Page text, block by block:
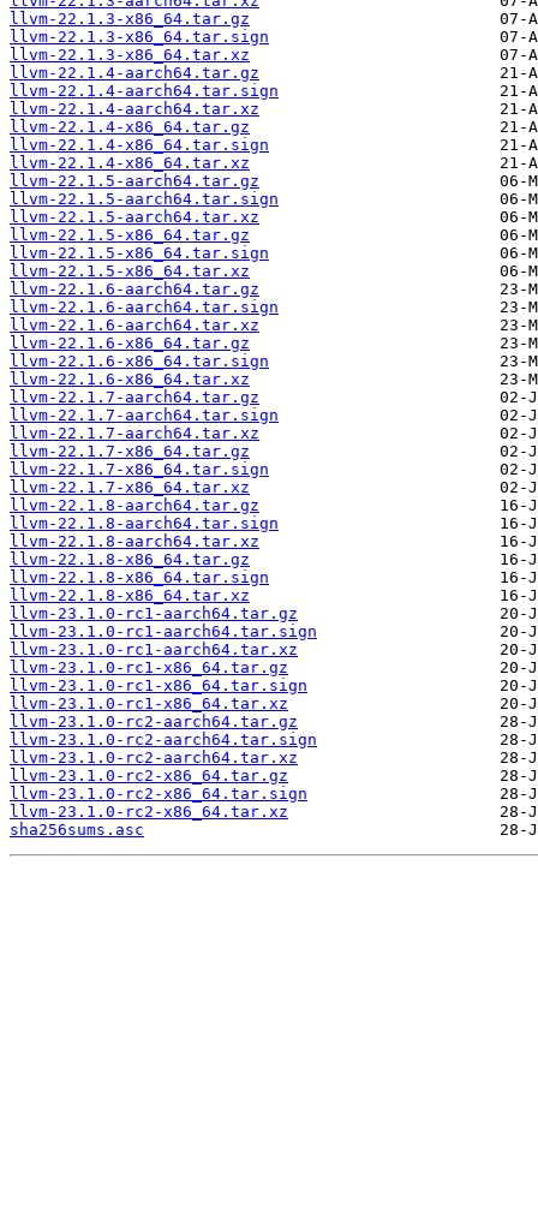
llvm-22.1.3-x86_64.tar.gz
llvm-22.1.3-x86_64.tar.sign
llvm-22.1.3-x86_64.tar.xz
llvm-22.1.4-aarch64.tar.gz
llvm-22.1.4-aarch64.tar.sign
llvm-22.1.4-aarch64.tar.xz
llvm-22.1.4-x86_64.tar.gz
llvm-22.1.4-x86_64.tar.sign
llvm-22.1.4-x86_64.tar.xz
llvm-22.1.5-aarch64.tar.gz
llvm-22.1.5-aarch64.tar.sign
llvm-22.1.5-aarch64.tar.xz
llvm-22.1.5-x86_64.tar.gz
llvm-22.1.5-x86_64.tar.sign
llvm-22.1.5-x86_64.tar.xz
llvm-22.1.6-aarch64.tar.gz
llvm-22.1.6-aarch64.tar.sign
llvm-22.1.6-aarch64.tar.xz
llvm-22.1.6-x86_64.tar.gz
llvm-22.1.6-x86_64.tar.sign
llvm-22.1.6-x86_64.tar.xz
llvm-22.1.7-aarch64.tar.gz
llvm-22.1.7-aarch64.tar.sign
llvm-22.1.7-aarch64.tar.xz
llvm-22.1.7-x86_64.tar.gz
llvm-22.1.7-x86_64.tar.sign
llvm-22.1.7-x86_64.tar.xz
llvm-22.1.8-aarch64.tar.gz
llvm-22.1.8-aarch64.tar.sign
llvm-22.1.8-aarch64.tar.xz
llvm-22.1.8-x86_64.tar.gz
llvm-22.1.8-x86_64.tar.sign
llvm-22.1.8-x86_64.tar.xz
llvm-23.1.0-rc1-aarch64.tar.gz
llvm-23.1.0-rc1-aarch64.tar.sign
llvm-23.1.0-rc1-aarch64.tar.xz
llvm-23.1.0-rc1-x86_64.tar.gz
llvm-23.1.0-rc1-x86_64.tar.sign
llvm-23.1.0-rc1-x86_64.tar.xz
llvm-23.1.0-rc2-aarch64.tar.gz
llvm-23.1.0-rc2-aarch64.tar.sign
llvm-23.1.0-rc2-aarch64.tar.xz
llvm-23.1.0-rc2-x86_64.tar.gz
llvm-23.1.0-rc2-x86_64.tar.sign
llvm-23.1.0-rc2-x86_64.tar.xz
sha256sums.asc